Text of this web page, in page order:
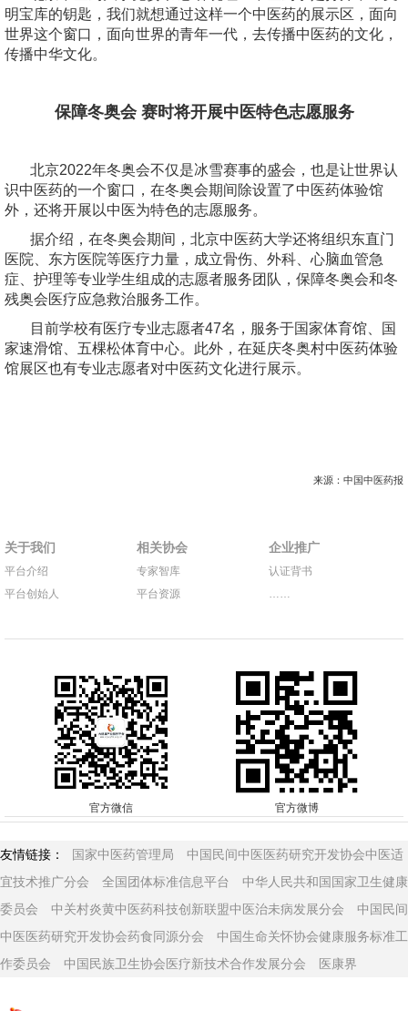
明宝库的钥匙，我们就想通过这样一个中医药的展示区，面向
世界这个窗口，面向世界的青年一代，去传播中医药的文化，
传播中华文化。
保障冬奥会 赛时将开展中医特色志愿服务
北京2022年冬奥会不仅是冰雪赛事的盛会，也是让世界认
识中医药的一个窗口，在冬奥会期间除设置了中医药体验馆
外，还将开展以中医为特色的志愿服务。
据介绍，在冬奥会期间，北京中医药大学还将组织东直门
医院、东方医院等医疗力量，成立骨伤、外科、心脑血管急
症、护理等专业学生组成的志愿者服务团队，保障冬奥会和冬
残奥会医疗应急救治服务工作。
目前学校有医疗专业志愿者47名，服务于国家体育馆、国
家速滑馆、五棵松体育中心。此外，在延庆冬奥村中医药体验
馆展区也有专业志愿者对中医药文化进行展示。
来源：中国中医药报
关于我们
平台介绍
平台创始人
相关协会
专家智库
平台资源
企业推广
认证背书
……
官方微信 官方微博
友情链接： 国家中医药管理局
中国民间中医医药研究开发协会中医适
宜技术推广分会
全国团体标准信息平台
中华人民共和国国家卫生健康
委员会
中关村炎黄中医药科技创新联盟中医治未病发展分会
中国民间
中医医药研究开发协会药食同源分会
中国生命关怀协会健康服务标准工
作委员会
中国民族卫生协会医疗新技术合作发展分会 医康界